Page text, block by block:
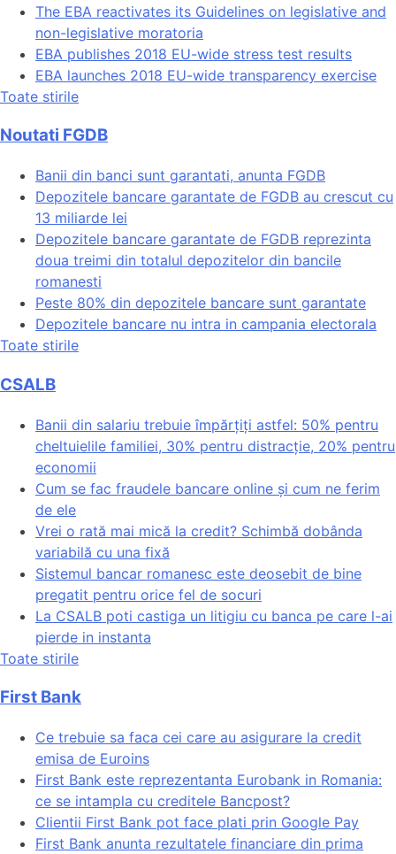
The EBA reactivates its Guidelines on legislative and
non-legislative moratoria
EBA publishes 2018 EU-wide stress test results
EBA launches 2018 EU-wide transparency exercise
Toate stirile
Noutati FGDB
Banii din banci sunt garantati, anunta FGDB
Depozitele bancare garantate de FGDB au crescut cu
13 miliarde lei
Depozitele bancare garantate de FGDB reprezinta
doua treimi din totalul depozitelor din bancile
romanesti
Peste 80% din depozitele bancare sunt garantate
Depozitele bancare nu intra in campania electorala
Toate stirile
CSALB
Banii din salariu trebuie împărțiți astfel: 50% pentru
cheltuielile familiei, 30% pentru distracție, 20% pentru
economii
Cum se fac fraudele bancare online și cum ne ferim
de ele
Vrei o rată mai mică la credit? Schimbă dobânda
variabilă cu una fixă
Sistemul bancar romanesc este deosebit de bine
pregatit pentru orice fel de socuri
La CSALB poti castiga un litigiu cu banca pe care l-ai
pierde in instanta
Toate stirile
First Bank
Ce trebuie sa faca cei care au asigurare la credit
emisa de Euroins
First Bank este reprezentanta Eurobank in Romania:
ce se intampla cu creditele Bancpost?
Clientii First Bank pot face plati prin Google Pay
First Bank anunta rezultatele financiare din prima